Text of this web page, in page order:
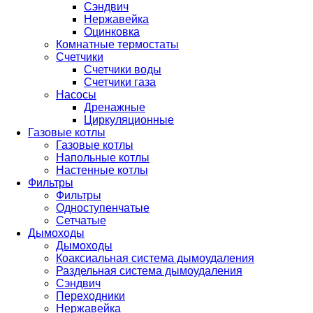
Сэндвич
Нержавейка
Оцинковка
Комнатные термостаты
Счетчики
Счетчики воды
Счетчики газа
Насосы
Дренажные
Циркуляционные
Газовые котлы
Газовые котлы
Напольные котлы
Настенные котлы
Фильтры
Фильтры
Одноступенчатые
Сетчатые
Дымоходы
Дымоходы
Коаксиальная система дымоудаления
Раздельная система дымоудаления
Сэндвич
Переходники
Нержавейка